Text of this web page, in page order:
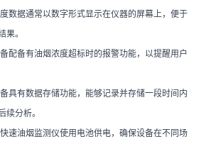
数据通常以数字形式显示在仪器的屏幕上，便于
果。
配备有油烟浓度超标时的报警功能，以提醒用户
具有数据存储功能，能够记录并存储一段时间内
续分析。
速油烟监测仪使用电池供电，确保设备在不同场